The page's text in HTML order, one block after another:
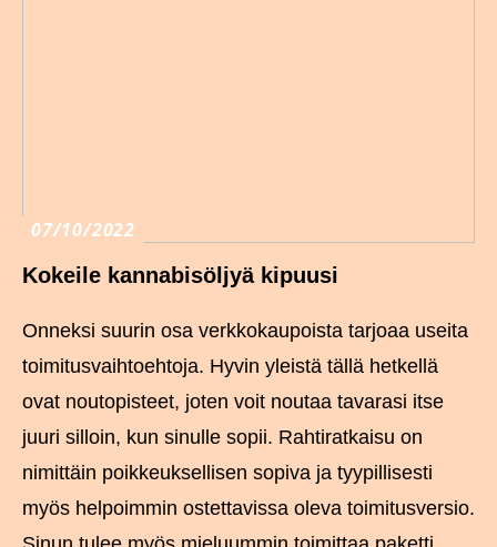
07/10/2022
Kokeile kannabisöljyä kipuusi
Onneksi suurin osa verkkokaupoista tarjoaa useita
toimitusvaihtoehtoja. Hyvin yleistä tällä hetkellä
ovat noutopisteet, joten voit noutaa tavarasi itse
juuri silloin, kun sinulle sopii. Rahtiratkaisu on
nimittäin poikkeuksellisen sopiva ja tyypillisesti
myös helpoimmin ostettavissa oleva toimitusversio.